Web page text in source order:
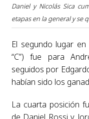
Daniel y Nicolás Sica
etapas en la general y se
El segundo lugar
“C”) fue para
seguidos por
habían sido los
La cuarta posición